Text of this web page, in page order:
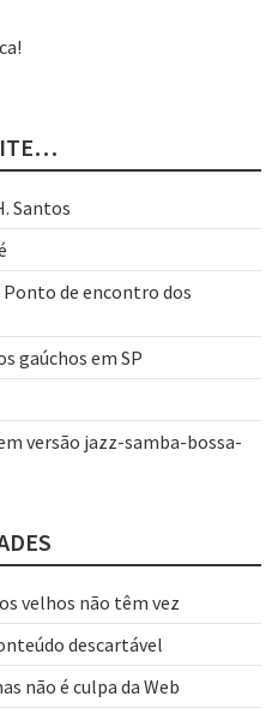
Santos
Ponto de encontro dos
gaúchos em SP
versão jazz-samba-bossa-
velhos não têm vez
descartável
não é culpa da Web